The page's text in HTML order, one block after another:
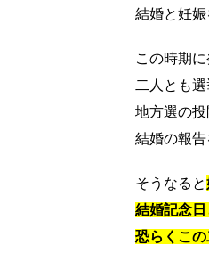
結婚と妊娠
この時期
二人とも
地方選の
結婚の報告
そうなると
結婚記念
恐らくこ